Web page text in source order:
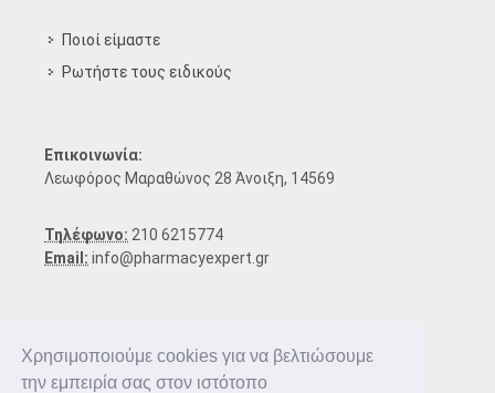
Χρησιμοποιούμε cookies για να βελτιώσουμε
την εμπειρία σας στον ιστότοπο
Ποιοί είμαστε
Ρωτήστε τους ειδικούς
Επικοινωνία:
Λεωφόρος Μαραθώνος 28 Άνοιξη, 14569
Τηλέφωνο: 210 6215774
Email: info@pharmacyexpert.gr